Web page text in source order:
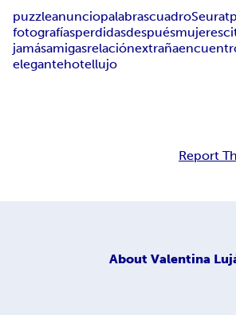
puzzleanunciopalabrascuadroSeurat
fotografíasperdidasdespuésmujeres
jamásamigasrelaciónextraña
elegantehotellujo
Report
About Valentina